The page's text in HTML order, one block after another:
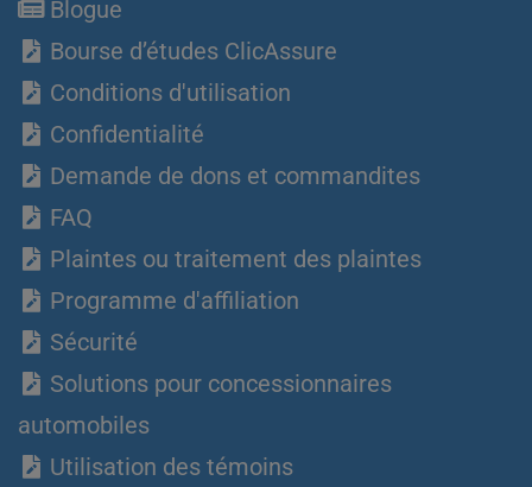
Blogue
Bourse d’études ClicAssure
Conditions d'utilisation
Confidentialité
Demande de dons et commandites
FAQ
Plaintes ou traitement des plaintes
Programme d'affiliation
Sécurité
Solutions pour concessionnaires
automobiles
Utilisation des témoins